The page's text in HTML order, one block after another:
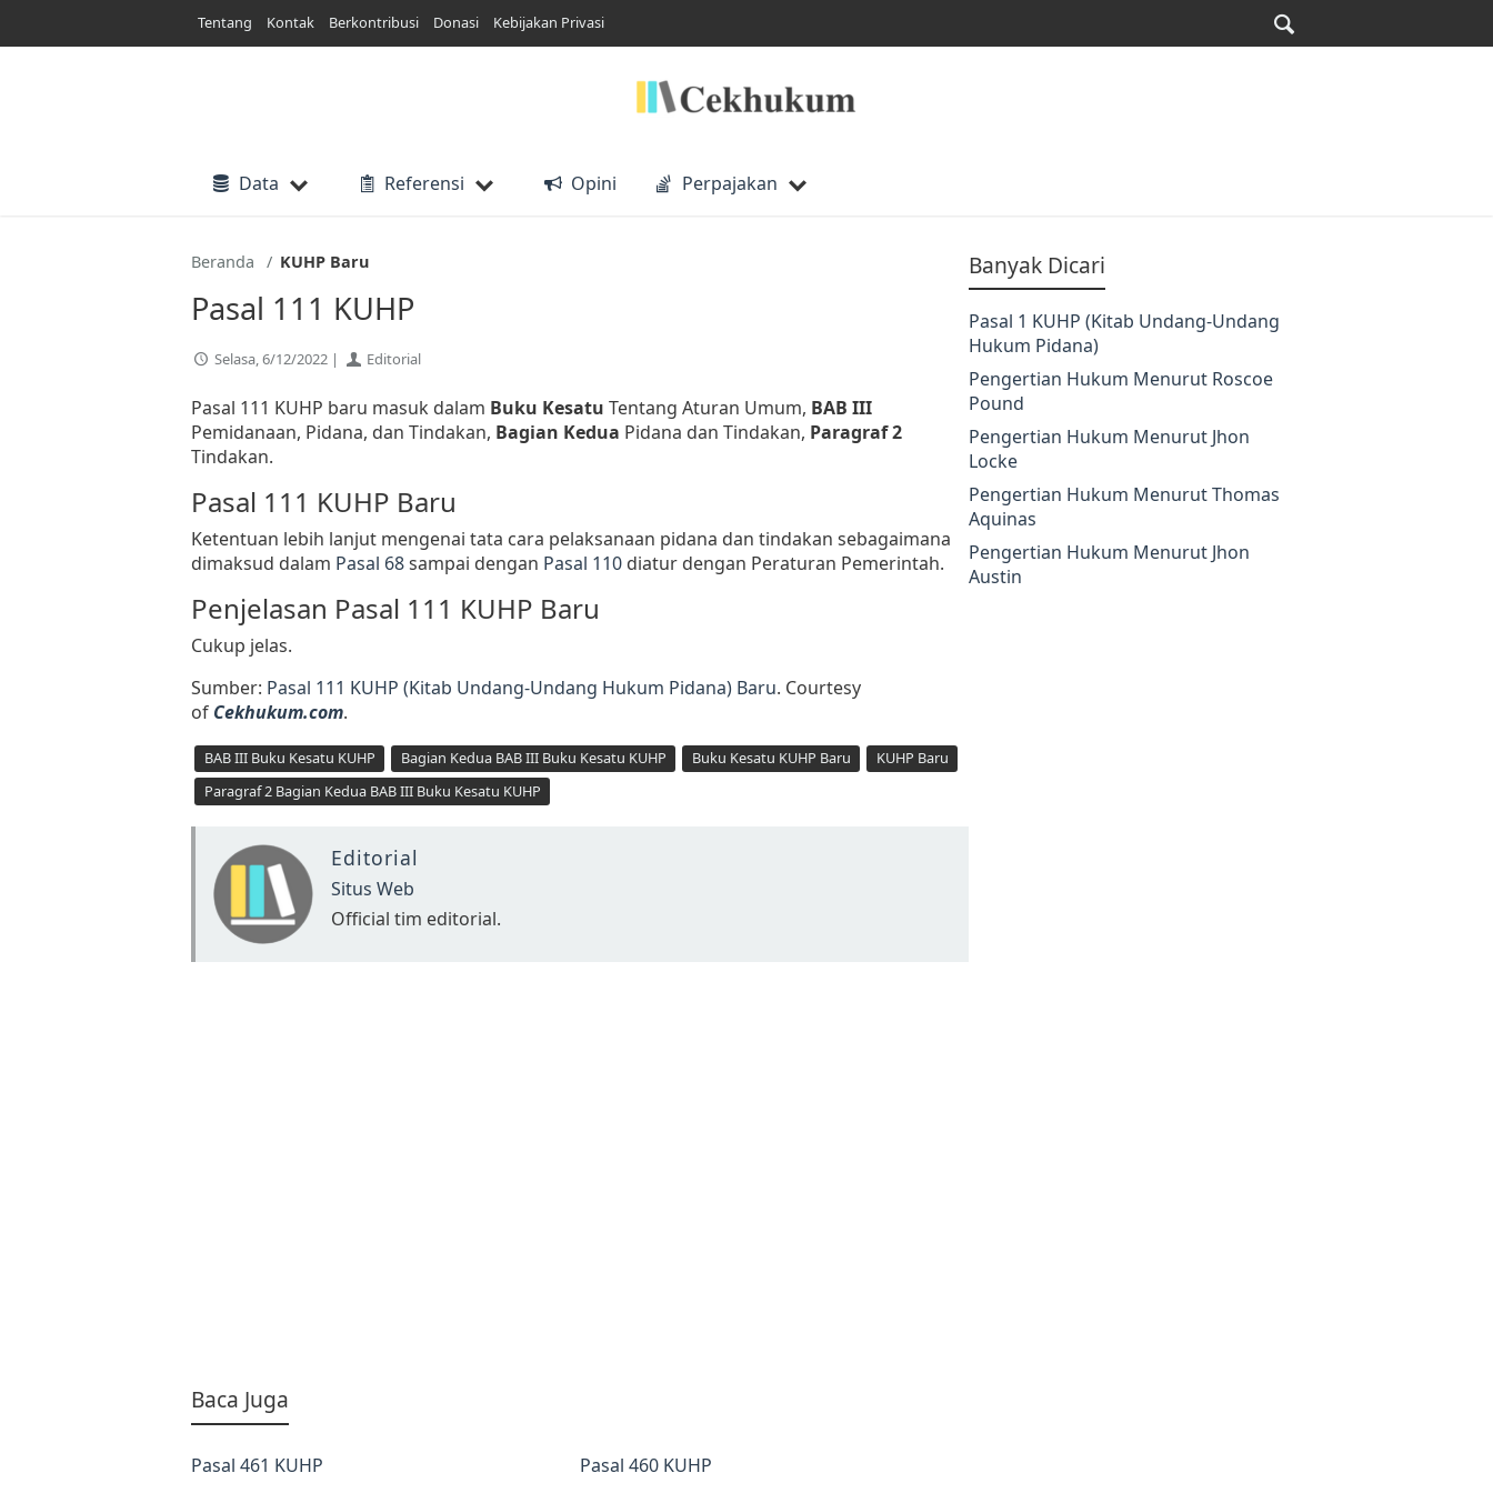
Tentang Kontak Berkontribusi Donasi Kebijakan Privasi
Data Referensi Opini Perpajakan
Beranda KUHP Baru
Pasal 111 KUHP
Selasa, 6/12/2022 | Editorial
Pasal 111 KUHP baru masuk dalam Buku Kesatu Tentang Aturan Umum, BAB III
Pemidanaan, Pidana, dan Tindakan, Bagian Kedua Pidana dan Tindakan, Paragraf 2
Tindakan.
Pasal 111 KUHP Baru
Ketentuan lebih lanjut mengenai tata cara pelaksanaan pidana dan tindakan sebagaimana
dimaksud dalam Pasal 68sampai dengan Pasal 110 diatur dengan Peraturan Pemerintah.
Penjelasan Pasal 111 KUHP Baru
Cukup jelas.
Sumber: Pasal 111 KUHP (Kitab Undang-Undang Hukum Pidana) Baru. Courtesy
of Cekhukum.com.
BAB III Buku Kesatu KUHP Bagian Kedua BAB III Buku Kesatu KUHP Buku Kesatu KUHP Baru
KUHP Baru
Paragraf 2 Bagian Kedua BAB III Buku Kesatu KUHP
Editorial
Situs Web
Official tim editorial.
Baca Juga
Pasal 461 KUHP Pasal 460 KUHP
Banyak Dicari
Pasal 1 KUHP (Kitab Undang-Undang
Hukum Pidana)
Pengertian Hukum Menurut Roscoe
Pound
Pengertian Hukum Menurut Jhon
Locke
Pengertian Hukum Menurut Thomas
Aquinas
Pengertian Hukum Menurut Jhon
Austin